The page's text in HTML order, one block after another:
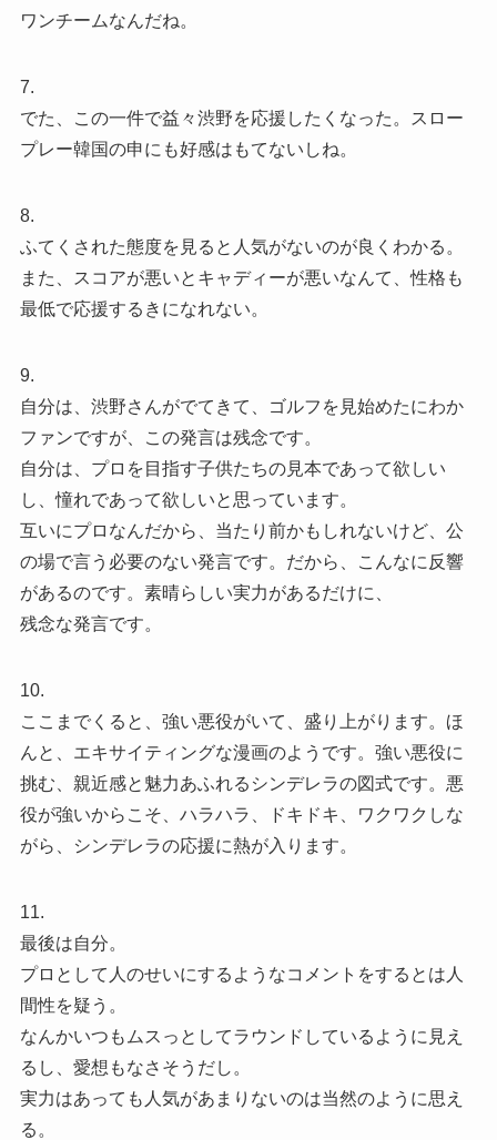
ワンチームなんだね。
7.
でた、この一件で益々渋野を応援したくなった。スロー
プレー韓国の申にも好感はもてないしね。
8.
ふてくされた態度を見ると人気がないのが良くわかる。
また、スコアが悪いとキャディーが悪いなんて、性格も
最低で応援するきになれない。
9.
自分は、渋野さんがでてきて、ゴルフを見始めたにわか
ファンですが、この発言は残念です。
自分は、プロを目指す子供たちの見本であって欲しい
し、憧れであって欲しいと思っています。
互いにプロなんだから、当たり前かもしれないけど、公
の場で言う必要のない発言です。だから、こんなに反響
があるのです。素晴らしい実力があるだけに、
残念な発言です。
10.
ここまでくると、強い悪役がいて、盛り上がります。ほ
んと、エキサイティングな漫画のようです。強い悪役に
挑む、親近感と魅力あふれるシンデレラの図式です。悪
役が強いからこそ、ハラハラ、ドキドキ、ワクワクしな
がら、シンデレラの応援に熱が入ります。
11.
最後は自分。
プロとして人のせいにするようなコメントをするとは人
間性を疑う。
なんかいつもムスっとしてラウンドしているように見え
るし、愛想もなさそうだし。
実力はあっても人気があまりないのは当然のように思え
る。